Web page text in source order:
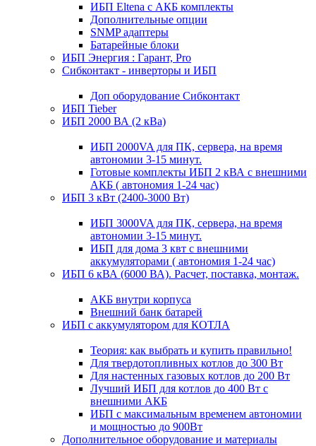
ИБП Eltena с АКБ комплекты
Дополнительные опции
SNMP адаптеры
Батарейные блоки
ИБП Энергия : Гарант, Pro
Сибконтакт - инверторы и ИБП
Доп оборудование Сибконтакт
ИБП Tieber
ИБП 2000 ВА (2 кВа)
ИБП 2000VA для ПК, сервера, на время
автономии 3-15 минут.
Готовые комплекты ИБП 2 кВА с внешними
АКБ ( автономия 1-24 час)
ИБП 3 кВт (2400-3000 Вт)
ИБП 3000VA для ПК, сервера, на время
автономии 3-15 минут.
ИБП для дома 3 квт с внешними
аккумуляторами ( автономия 1-24 час)
ИБП 6 кВА (6000 ВА). Расчет, поставка, монтаж.
АКБ внутри корпуса
Внешний банк батарей
ИБП с аккумулятором для КОТЛА
Теория: как выбрать и купить правильно!
Для твердотопливных котлов до 300 Вт
Для настенных газовых котлов до 200 Вт
Лучший ИБП для котлов до 400 Вт с
внешними АКБ
ИБП с максимальным временем автономии
и мощностью до 900Вт
Дополнительное оборудование и материалы